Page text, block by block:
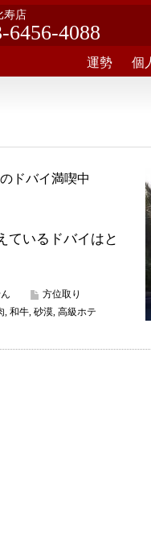
寿店
6456-4088
運勢 個
ドバイ満喫中
ているドバイはと
方位取り
, 和牛, 砂漠, 高級ホテ